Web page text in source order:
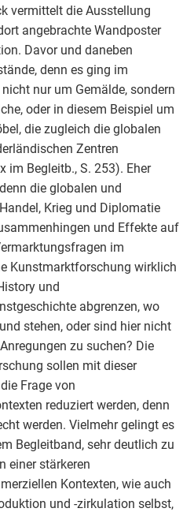
vermittelt die Ausstellung
angebrachte Wandposter
Davor und daneben
denn es ging im
nur um Gemälde, sondern
oder in diesem Beispiel um
die zugleich die globalen
Zentren
im Begleitb., S. 253). Eher
die globalen und
Krieg und Diplomatie
und Effekte auf
im
Kunstmarktforschung wirklich
und
abgrenzen, wo
stehen, oder sind hier nicht
zu suchen? Die
sollen mit dieser
Frage von
reduziert werden, denn
werden. Vielmehr gelingt es
Begleitband, sehr deutlich zu
einer stärkeren
Kontexten, wie auch
und -zirkulation selbst,